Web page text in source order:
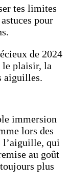
tes limites
pour
de 2024
le plaisir, la
aiguilles.
immersion
lors des
l’aiguille, qui
au goût
plus